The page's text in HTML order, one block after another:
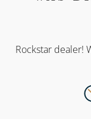
Rockstar dealer!